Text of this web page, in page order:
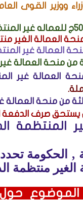
القوى
العمالة الغير
العمالة غير
من منحة العمالة
العمالة غير
من منحة العمالة
يستحقصرف الدفعة
,
الحكومة
منتظمة
الموضوع